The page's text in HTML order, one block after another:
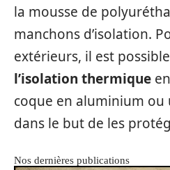
la mousse de
manchons d’isolation.
extérieurs, il est
l’isolation thermique
coque en aluminium ou
dans le but de les
Nos dernières publications